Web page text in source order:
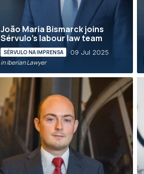
João Maria Bismarck joins
Sérvulo’s labour law team
SÉRVULO NA IMPRENSA 09 Jul 2025
in Iberian Lawyer